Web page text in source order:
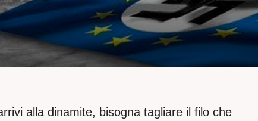
alla dinamite, bisogna tagliare il filo che